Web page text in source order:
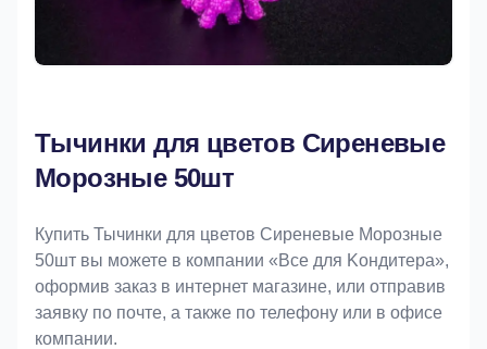
Тычинки для цветов Сиреневые
Морозные 50шт
Купить Тычинки для цветов Сиреневые Морозные
50шт вы можете в компании «Bce для Koндитeрa»,
оформив заказ в интернет магазине, или отправив
заявку по почте, а также по телефону или в офисе
компании.